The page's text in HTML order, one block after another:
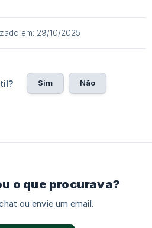
em: 29/10/2025
Sim Não
o que procurava?
ou envie um email.